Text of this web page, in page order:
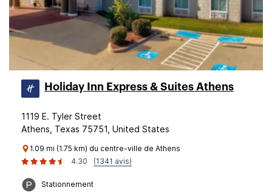
Holiday Inn Express & Suites Athens
1119 E. Tyler Street
Athens, Texas 75751, United States
1.09 mi (1.75 km) du centre-ville de Athens
4.30
(1341 avis)
Stationnement